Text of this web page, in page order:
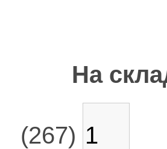
На
(267)